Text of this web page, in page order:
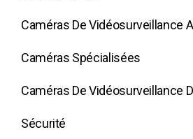
Caméras De Vidéosurveillance
Caméras Spécialisées
Caméras De Vidéosurveillance
Sécurité